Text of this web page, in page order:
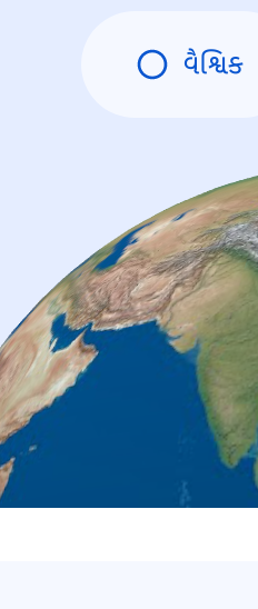
વૈશ્વિક